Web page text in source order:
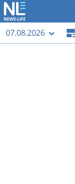
07.08.2026